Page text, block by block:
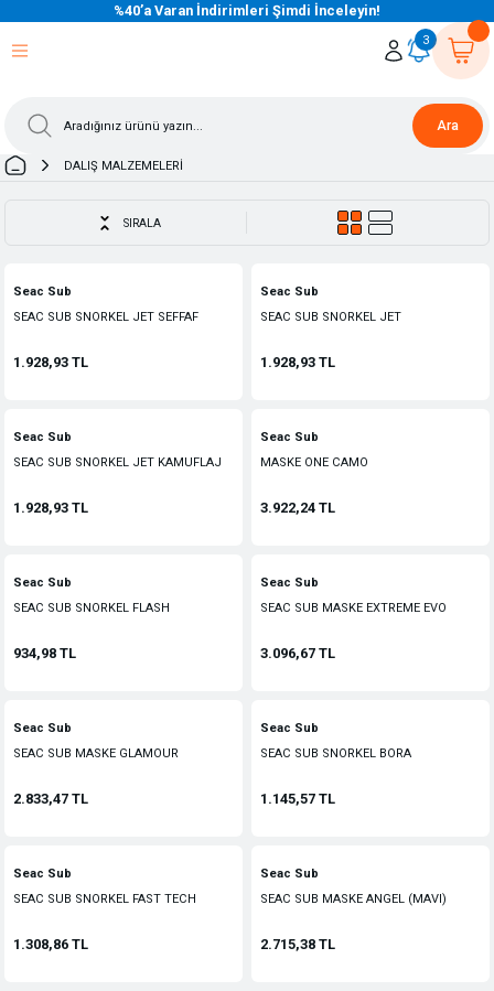
%40’a Varan İndirimleri Şimdi İnceleyin!
Ara
3
DALIŞ MALZEMELERİ
SIRALA
Seac Sub
SEAC SUB SNORKEL JET SEFFAF
1.928,93 TL
Seac Sub
SEAC SUB SNORKEL JET
1.928,93 TL
Seac Sub
SEAC SUB SNORKEL JET KAMUFLAJ
1.928,93 TL
Seac Sub
MASKE ONE CAMO
3.922,24 TL
Seac Sub
SEAC SUB SNORKEL FLASH
934,98 TL
Seac Sub
SEAC SUB MASKE EXTREME EVO
3.096,67 TL
Seac Sub
SEAC SUB MASKE GLAMOUR
2.833,47 TL
Seac Sub
SEAC SUB SNORKEL BORA
1.145,57 TL
Seac Sub
SEAC SUB SNORKEL FAST TECH
1.308,86 TL
Seac Sub
SEAC SUB MASKE ANGEL (MAVI)
2.715,38 TL